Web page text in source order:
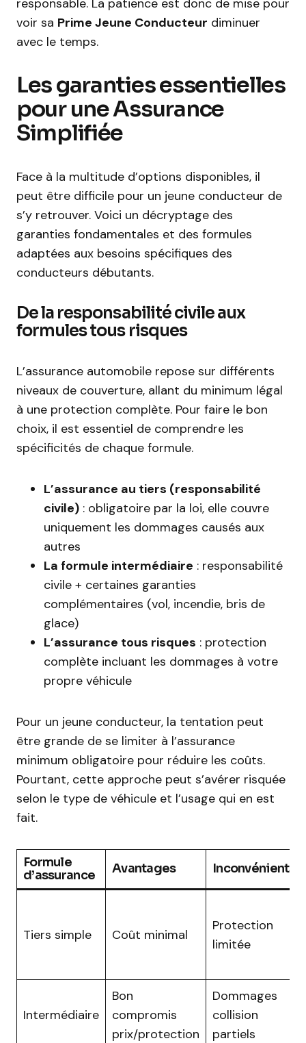
responsable. La patience est donc de mise pour
voir sa Prime Jeune Conducteur diminuer
avec le temps.
Les garanties essentielles
pour une Assurance
Simplifiée
Face à la multitude d’options disponibles, il
peut être difficile pour un jeune conducteur de
s’y retrouver. Voici un décryptage des
garanties fondamentales et des formules
adaptées aux besoins spécifiques des
conducteurs débutants.
De la responsabilité civile aux
formules tous risques
L’assurance automobile repose sur différents
niveaux de couverture, allant du minimum légal
à une protection complète. Pour faire le bon
choix, il est essentiel de comprendre les
spécificités de chaque formule.
L’assurance au tiers (responsabilité
civile) : obligatoire par la loi, elle couvre
uniquement les dommages causés aux
autres
La formule intermédiaire : responsabilité
civile + certaines garanties
complémentaires (vol, incendie, bris de
glace)
L’assurance tous risques : protection
complète incluant les dommages à votre
propre véhicule
Pour un jeune conducteur, la tentation peut
être grande de se limiter à l’assurance
minimum obligatoire pour réduire les coûts.
Pourtant, cette approche peut s’avérer risquée
selon le type de véhicule et l’usage qui en est
fait.
Formule
d’assurance
Avantages Inconvénients
Tiers simple Coût minimal
Protection
limitée
Intermédiaire
Bon
compromis
prix/protection
Dommages
collision
partiels